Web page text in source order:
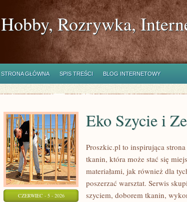
Hobby, Rozrywka,
STRONA GŁÓWNA SPIS TREŚCI BLOG INTERNETOWY
CZERWIEC - 5 - 2026
Eko Szycie i
Proszkic.pl to inspirująca
tkanin, która może stać się
materiałami, jak również dla
poszerzać warsztat. Serwis
szyciem, doborem tkanin,